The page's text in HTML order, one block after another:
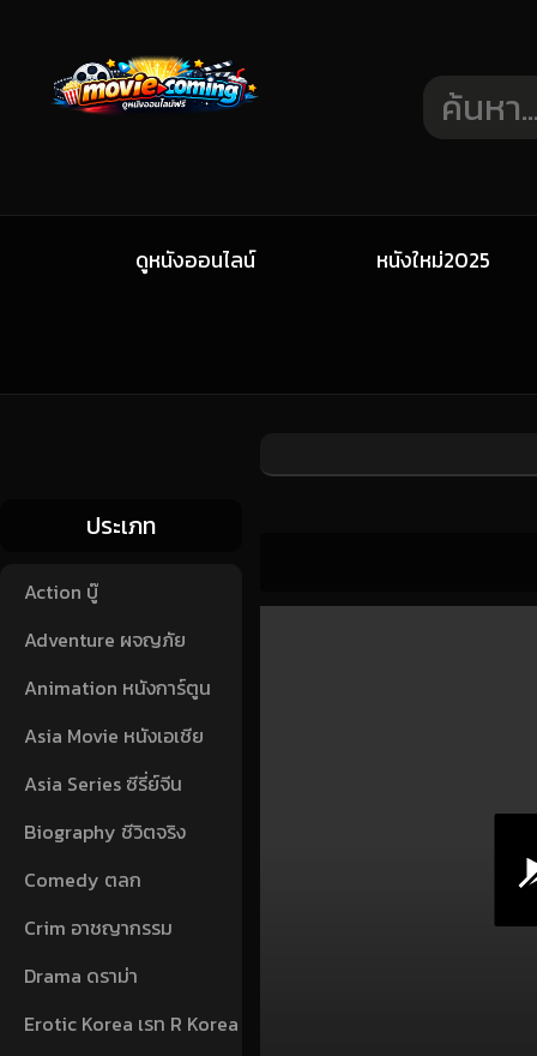
ดูหนังออนไลน์ หนังใหม่2025
ประเภท
Action บู๊
Adventure ผจญภัย
Animation หนังการ์ตูน
Asia Movie หนังเอเชีย
Asia Series ซีรี่ย์จีน
Biography ชีวิตจริง
Comedy ตลก
Crim อาชญากรรม
Drama ดราม่า
Erotic Korea เรท R Korea